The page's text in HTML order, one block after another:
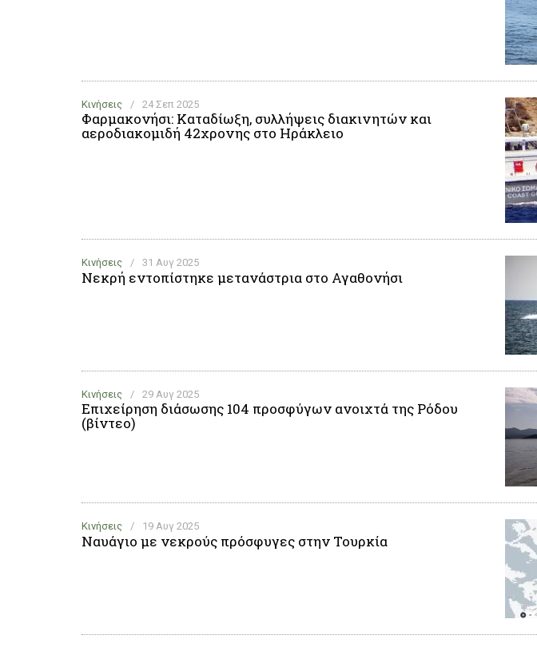
Κινήσεις / 24 Σεπ 2025
Φαρμακονήσι: Καταδίωξη, συλλήψεις διακινητών και
αεροδιακομιδή 42χρονης στο Ηράκλειο
Κινήσεις / 31 Αυγ 2025
Νεκρή εντοπίστηκε μετανάστρια στο Αγαθονήσι
Κινήσεις / 29 Αυγ 2025
Επιχείρηση διάσωσης 104 προσφύγων ανοιχτά της Ρόδου
(βίντεο)
Κινήσεις / 19 Αυγ 2025
Ναυάγιο με νεκρούς πρόσφυγες στην Τουρκία